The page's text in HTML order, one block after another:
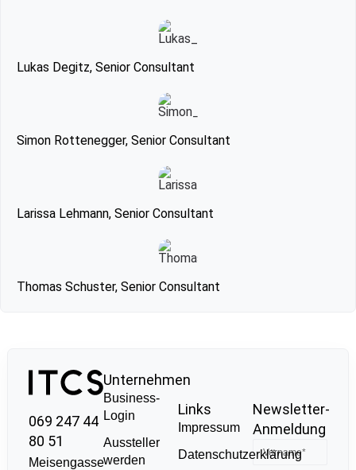
Lukas Degitz, Senior Consultant
Simon Rottenegger, Senior Consultant
Larissa Lehmann, Senior Consultant
Thomas Schuster, Senior Consultant
069 247 44
80 51
Meisengasse
Unternehmen
Business-
Login
Aussteller
werden
Links
Impressum
Datenschutzerklärung
Newsletter-
Anmeldung